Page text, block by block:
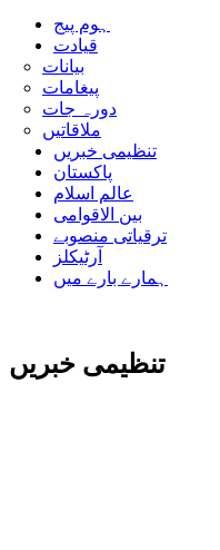
ہوم پیج
قیادت
بیانات
پیغامات
دورہ جات
ملاقاتیں
تنظیمی خبریں
پاکستان
عالم اسلام
بین الاقوامی
ترقیاتی منصوبے
آرٹیکلز
ہمارے بارے میں
تنظیمی خبریں